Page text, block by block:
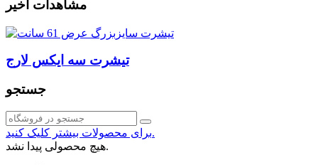
مشاهدات اخیر
تیشرت سه ایکس لارج
جستجو
برای محصولات بیشتر کلیک کنید.
هیچ محصولی پیدا نشد.